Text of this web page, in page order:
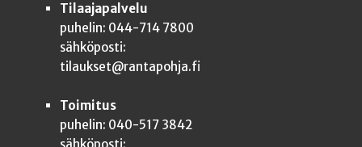
Tilaajapalvelu
puhelin: 044-714 7800
sähköposti:
tilaukset@rantapohja.fi
Toimitus
puhelin: 040-517 3842